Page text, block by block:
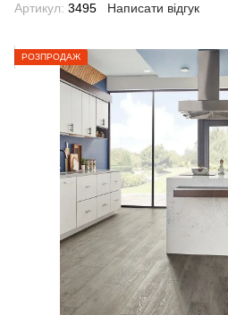
Артикул: 3495 Написати відгук
РОЗПРОДАЖ